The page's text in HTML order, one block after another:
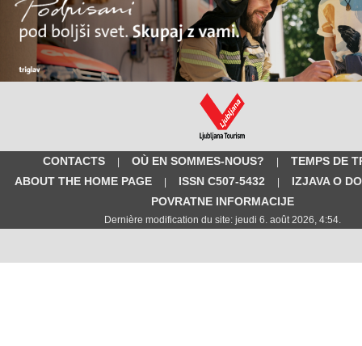
CONTACTS | OÙ EN SOMMES-NOUS? |
TEMPS DE
ABOUT THE HOME PAGE
| ISSN C507-5432 |
IZJAVA O
POVRATNE INFORMACIJE
Dernière modification du site: jeudi 6. août 2026, 4:54.